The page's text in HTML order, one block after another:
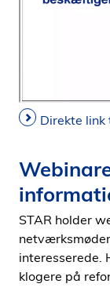
Direkte
STAR holder
interesserede.
klogere på